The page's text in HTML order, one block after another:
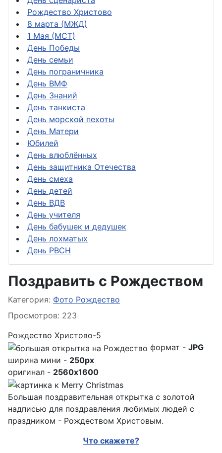
Рождество Христово
8 марта (МЖД)
1 Мая (МСТ)
День Победы
День семьи
День пограничника
День ВМФ
День Знаний
День танкиста
День морской пехоты
День Матери
Юбилей
День влюблённых
День защитника Отечества
День смеха
День детей
День ВДВ
День учителя
День бабушек и дедушек
День лохматых
День РВСН
Поздравить с Рождеством
Информация о материале
Категория: Фото Рождество
Просмотров: 223
Рождество Христово-5
формат - JPG
ширина мини - 250px
оригинал - 2560x1600
Большая поздравительная открытка с золотой
надписью для поздравления любимых людей с
праздником - Рождеством Христовым.
Что скажете?